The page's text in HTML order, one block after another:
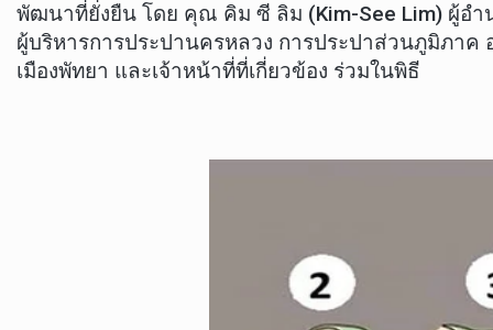
พัฒนาที่ยั่งยืน โดย คุณ คิม ซี ลิม (Kim-See Lim) ผู้อำ
ผู้บริหารการประปานครหลวง การประปาส่วนภูมิภา
เมืองพัทยา และเจ้าหน้าที่ที่เกี่ยวข้อง ร่วมในพิธี